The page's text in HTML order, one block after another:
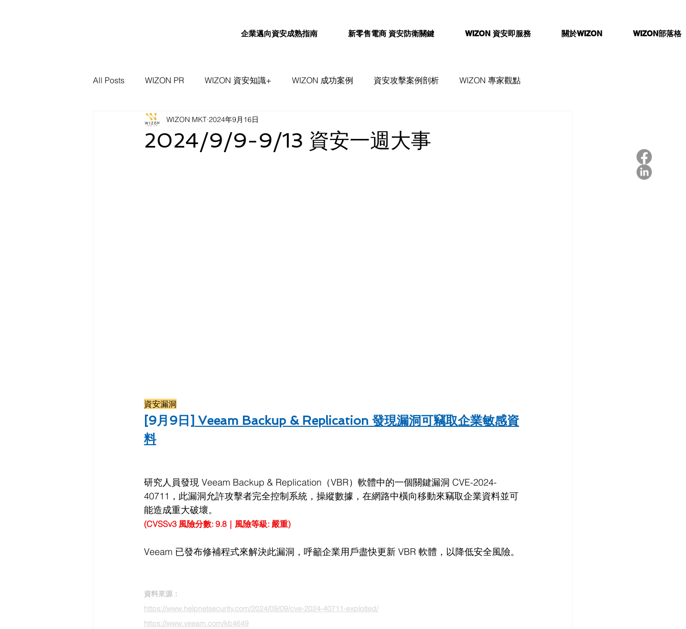
企業邁向資安成熟指南 新零售電商 資安防衛關鍵 WIZON 資安即服務 關於WIZON WIZON部落格
All Posts WIZON PR WIZON 資安知識+ WIZON 成功案例 資安攻擊案例剖析 WIZON 專家觀點
WIZON 資安新聞脈動 資安事件評論&探討
2024/9/9-9/13 資安一週大事
WIZON MKT 2024年9月16日
資安漏洞
[9月9日] Veeam Backup & Replication 發現漏洞可竊取企業敏感資
料
研究人員發現 Veeam Backup & Replication（VBR）軟體中的一個關鍵漏洞 CVE-2024-
40711，此漏洞允許攻擊者完全控制系統，操縱數據，在網路中橫向移動來竊取企業資料並可
能造成重大破壞。
(CVSSv3 風險分數: 9.8｜風險等級: 嚴重)
Veeam 已發布修補程式來解決此漏洞，呼籲企業用戶盡快更新 VBR 軟體，以降低安全風險。
資料來源：
https://www.helpnetsecurity.com/2024/09/09/cve-2024-40711-exploited/
https://www.veeam.com/kb4649